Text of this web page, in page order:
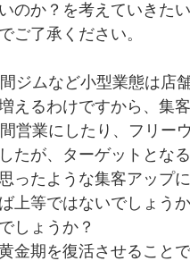
のか？を考えていきた
ご了承ください。
ジムなど小型業態は店
えるわけですから、集
営業にしたり、フリー
たが、ターゲットとな
ったような集客アップ
上等ではないでしょうか
しょうか？
金期を復活させることで